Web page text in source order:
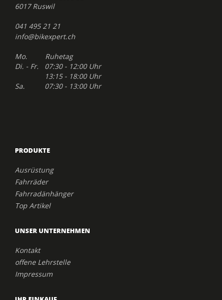
6017 Ruswil
041 495 21 21
info@bikexpert.ch
Mo. Ruhetag
Di. - Fr. 07:30 - 12:00 Uhr
13:15 - 18:00 Uhr
Sa. 07:30 - 13:00 Uhr
PRODUKTE
Ausrüstung
Fahrräder
Fahrradänhänger
Top Artikel
UNSER UNTERNEHMEN
Kontakt
offene Lehrstelle
Impressum